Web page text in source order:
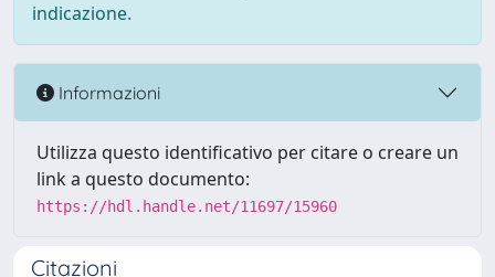
indicazione.
Informazioni
Utilizza questo identificativo per citare o creare un
link a questo documento:
https://hdl.handle.net/11697/15960
Citazioni